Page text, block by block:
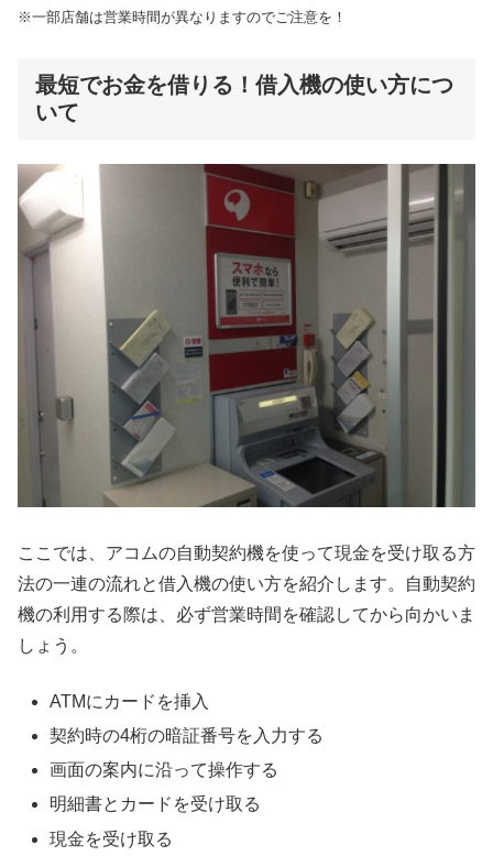
※一部店舗は営業時間が異なりますのでご注意を！
最短でお金を借りる！借入機の使い方につ
いて
ここでは、アコムの自動契約機を使って現金を受け取る方
法の一連の流れと借入機の使い方を紹介します。自動契約
機の利用する際は、必ず営業時間を確認してから向かいま
しょう。
ATMにカードを挿入
契約時の4桁の暗証番号を入力する
画面の案内に沿って操作する
明細書とカードを受け取る
現金を受け取る